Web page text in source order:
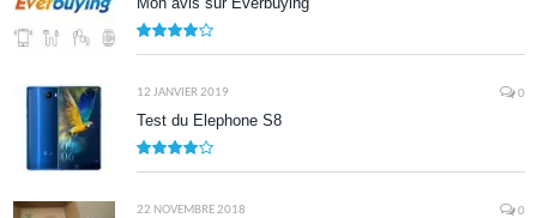
12 JANVIER 2019 0
Test du Elephone S8
22 NOVEMBRE 2018 0